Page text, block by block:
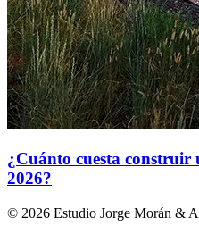
¿Cuánto cuesta construir
2026?
© 2026 Estudio Jorge Morán &